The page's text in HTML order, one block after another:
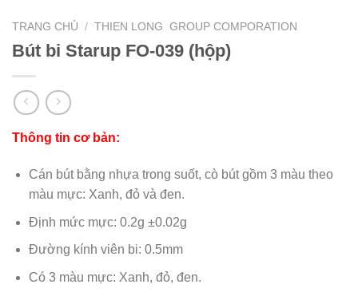
TRANG CHỦ / THIEN LONG GROUP COMPORATION
Bút bi Starup FO-039 (hộp)
Thông tin cơ bản:
Cán bút bằng nhựa trong suốt, cò bút gồm 3 màu theo
màu mực: Xanh, đỏ và đen.
Định mức mực: 0.2g ±0.02g
Đường kính viên bi: 0.5mm
Có 3 màu mực: Xanh, đỏ, đen.